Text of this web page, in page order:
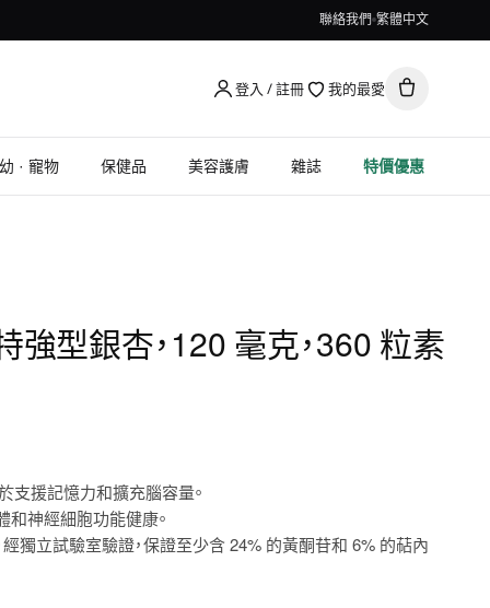
聯絡我們 繁體中文
登入 / 註冊 我的最愛
· 寵物 保健品 美容護膚 雜誌 特價優惠
強型銀杏，120 毫克，360 粒素
支援記憶力和擴充腦容量。
神經細胞功能健康。
獨立試驗室驗證，保證至少含 24% 的黃酮苷和 6% 的萜內